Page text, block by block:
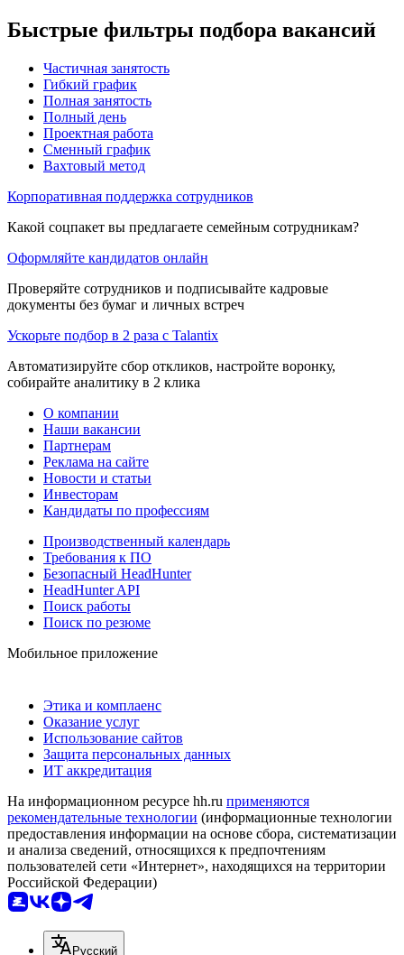
Быстрые фильтры подбора вакансий
Частичная занятость
Гибкий график
Полная занятость
Полный день
Проектная работа
Сменный график
Вахтовый метод
Корпоративная поддержка сотрудников
Какой соцпакет вы предлагаете семейным сотрудникам?
Оформляйте кандидатов онлайн
Проверяйте сотрудников и подписывайте кадровые
документы без бумаг и личных встреч
Ускорьте подбор в 2 раза с Talantix
Автоматизируйте сбор откликов, настройте воронку,
собирайте аналитику в 2 клика
О компании
Наши вакансии
Партнерам
Реклама на сайте
Новости и статьи
Инвесторам
Кандидаты по профессиям
Производственный календарь
Требования к ПО
Безопасный HeadHunter
HeadHunter API
Поиск работы
Поиск по резюме
Мобильное приложение
Этика и комплаенс
Оказание услуг
Использование сайтов
Защита персональных данных
ИТ аккредитация
На информационном ресурсе hh.ru применяются
рекомендательные технологии (информационные технологии
предоставления информации на основе сбора, систематизации
и анализа сведений, относящихся к предпочтениям
пользователей сети «Интернет», находящихся на территории
Российской Федерации)
Русский